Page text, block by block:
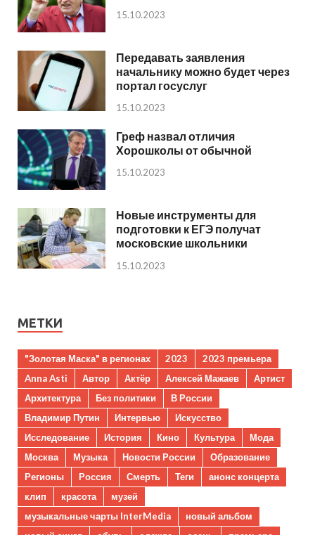
15.10.2023
Передавать заявления
начальнику можно будет через
портал госуслуг
15.10.2023
Греф назвал отличия
Хорошколы от обычной
15.10.2023
Новые инструменты для
подготовки к ЕГЭ получат
московские школьники
15.10.2023
МЕТКИ
"Золотая Маска" в регионах 2023
2023 премьера
Anna Asti
Автор Актёр Алексей Мажаев
Артист
Архитектура
Без политики
В России
Владимир Путин
Интервью
Искусство
Исследование
История Кино Культура
Мода
Москва
Музыка Новости России
Образование
Регионы
Россия Смерть Теги
анонс концерта
клип
красота
музей
музыкальные чарты InterMedia
новый альбом